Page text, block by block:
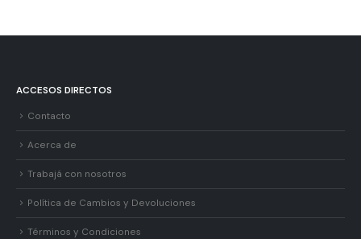
ACCESOS DIRECTOS
Contacto
Acerca de
Trabajá con nosotros
Política de Cambios y Devoluciones
Términos y Condiciones